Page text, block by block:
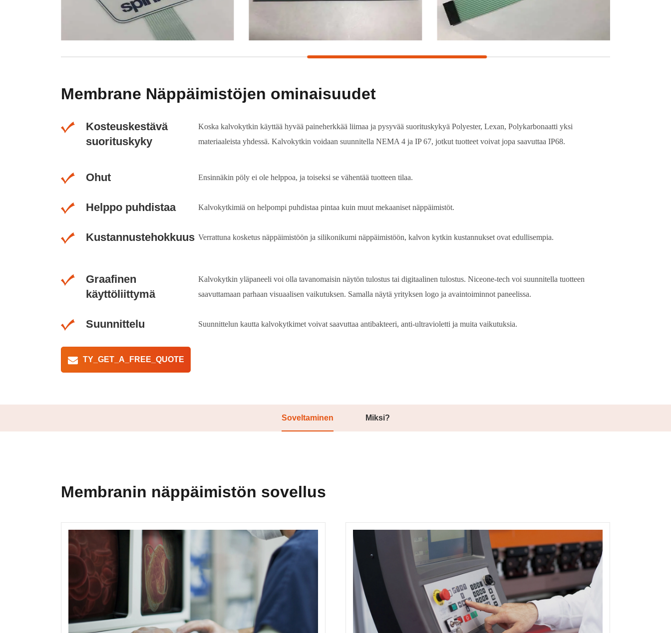
Membrane Näppäimistöjen ominaisuudet
Kosteuskestävä
suorituskyky
Koska kalvokytkin käyttää hyvää paineherkkää liimaa ja pysyvää suorituskykyä Polyester, Lexan, Polykarbonaatti yksi
materiaaleista yhdessä. Kalvokytkin voidaan suunnitella NEMA 4 ja IP 67, jotkut tuotteet voivat jopa saavuttaa IP68.
Ohut Ensinnäkin pöly ei ole helppoa, ja toiseksi se vähentää tuotteen tilaa.
Helppo puhdistaa Kalvokytkimiä on helpompi puhdistaa pintaa kuin muut mekaaniset näppäimistöt.
Kustannustehokkuus Verrattuna kosketus näppäimistöön ja silikonikumi näppäimistöön, kalvon kytkin kustannukset ovat edullisempia.
Graafinen
käyttöliittymä
Kalvokytkin yläpaneeli voi olla tavanomaisin näytön tulostus tai digitaalinen tulostus. Niceone-tech voi suunnitella tuotteen
saavuttamaan parhaan visuaalisen vaikutuksen. Samalla näytä yrityksen logo ja avaintoiminnot paneelissa.
Suunnittelu Suunnittelun kautta kalvokytkimet voivat saavuttaa antibakteeri, anti-ultravioletti ja muita vaikutuksia.
TY_GET_A_FREE_QUOTE
Soveltaminen Miksi?
Membranin näppäimistön sovellus